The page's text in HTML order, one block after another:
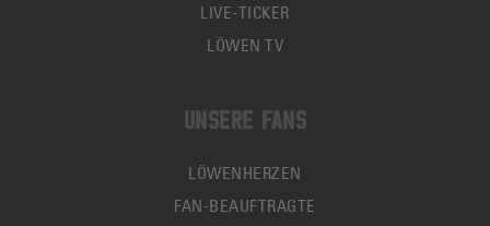
LIVE-TICKER
LÖWEN TV
UNSERE FANS
LÖWENHERZEN
FAN-BEAUFTRAGTE